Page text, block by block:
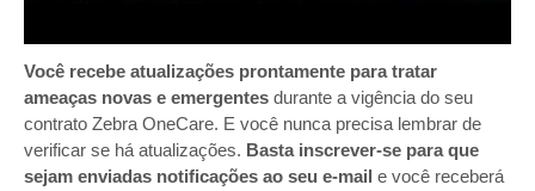
Você recebe atualizações prontamente para tratar
ameaças novas e emergentes durante a vigência do seu
contrato Zebra OneCare. E você nunca precisa lembrar de
verificar se há atualizações. Basta inscrever-se para que
sejam enviadas notificações ao seu e-mail e você receberá